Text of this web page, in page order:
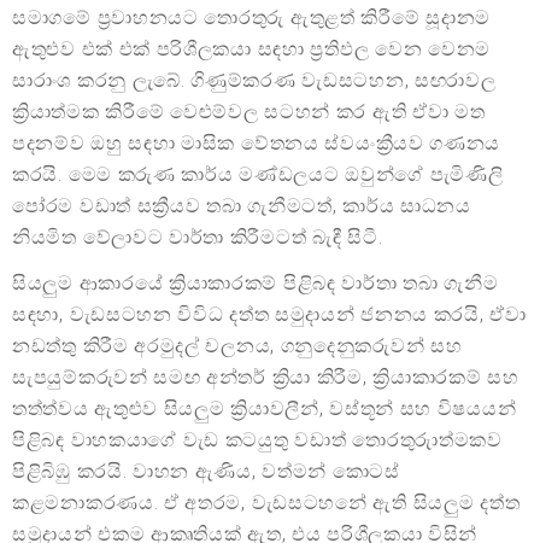
සමාගමේ ප්‍රවාහනයට තොරතුරු ඇතුළත් කිරීමේ සූදානම
ඇතුළුව එක් එක් පරිශීලකයා සඳහා ප්‍රතිඵල වෙන වෙනම
සාරාංශ කරනු ලැබේ. ගිණුම්කරණ වැඩසටහන, සඟරාවල
ක්‍රියාත්මක කිරීමේ වෙළුම්වල සටහන් කර ඇති ඒවා මත
පදනම්ව ඔහු සඳහා මාසික වේතනය ස්වයංක්‍රීයව ගණනය
කරයි. මෙම කරුණ කාර්ය මණ්ඩලයට ඔවුන්ගේ පැමිණිලි
පෝරම වඩාත් සක්‍රීයව තබා ගැනීමටත්, කාර්ය සාධනය
නියමිත වේලාවට වාර්තා කිරීමටත් බැඳී සිටී.
සියලුම ආකාරයේ ක්‍රියාකාරකම් පිළිබඳ වාර්තා තබා ගැනීම
සඳහා, වැඩසටහන විවිධ දත්ත සමුදායන් ජනනය කරයි, ඒවා
නඩත්තු කිරීම අරමුදල් චලනය, ගනුදෙනුකරුවන් සහ
සැපයුම්කරුවන් සමඟ අන්තර් ක්‍රියා කිරීම, ක්‍රියාකාරකම් සහ
තත්ත්වය ඇතුළුව සියලුම ක්‍රියාවලීන්, වස්තූන් සහ විෂයයන්
පිළිබඳ වාහකයාගේ වැඩ කටයුතු වඩාත් තොරතුරුාත්මකව
පිළිබිඹු කරයි. වාහන ඇණිය, වත්මන් කොටස්
කළමනාකරණය. ඒ අතරම, වැඩසටහනේ ඇති සියලුම දත්ත
සමුදායන් එකම ආකෘතියක් ඇත, එය පරිශීලකයා විසින්